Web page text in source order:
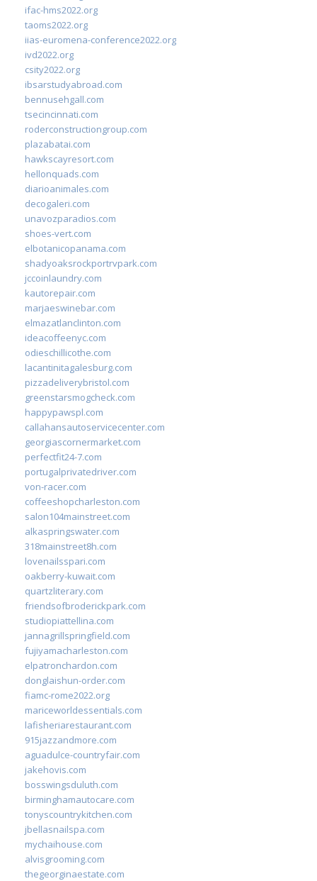
ifac-hms2022.org
taoms2022.org
iias-euromena-conference2022.org
ivd2022.org
csity2022.org
ibsarstudyabroad.com
bennusehgall.com
tsecincinnati.com
roderconstructiongroup.com
plazabatai.com
hawkscayresort.com
hellonquads.com
diarioanimales.com
decogaleri.com
unavozparadios.com
shoes-vert.com
elbotanicopanama.com
shadyoaksrockportrvpark.com
jccoinlaundry.com
kautorepair.com
marjaeswinebar.com
elmazatlanclinton.com
ideacoffeenyc.com
odieschillicothe.com
lacantinitagalesburg.com
pizzadeliverybristol.com
greenstarsmogcheck.com
happypawspl.com
callahansautoservicecenter.com
georgiascornermarket.com
perfectfit24-7.com
portugalprivatedriver.com
von-racer.com
coffeeshopcharleston.com
salon104mainstreet.com
alkaspringswater.com
318mainstreet8h.com
lovenailsspari.com
oakberry-kuwait.com
quartzliterary.com
friendsofbroderickpark.com
studiopiattellina.com
jannagrillspringfield.com
fujiyamacharleston.com
elpatronchardon.com
donglaishun-order.com
fiamc-rome2022.org
mariceworldessentials.com
lafisheriarestaurant.com
915jazzandmore.com
aguadulce-countryfair.com
jakehovis.com
bosswingsduluth.com
birminghamautocare.com
tonyscountrykitchen.com
jbellasnailspa.com
mychaihouse.com
alvisgrooming.com
thegeorginaestate.com